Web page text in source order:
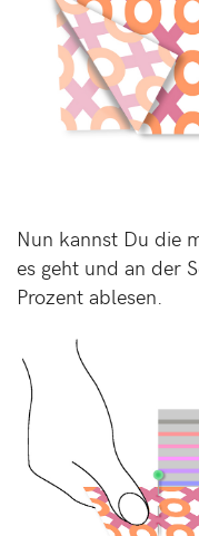
Nun kannst Du die
es geht und an der
Prozent ablesen.